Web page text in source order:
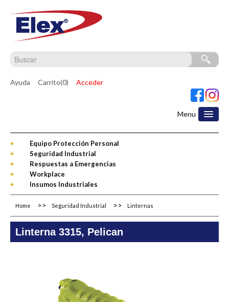
Ayuda Carrito(0) Acceder
Menu
Equipo Protección Personal
Seguridad Industrial
Respuestas a Emergencias
Workplace
Insumos Industriales
Home Seguridad Industrial Linternas
Linterna 3315, Pelican